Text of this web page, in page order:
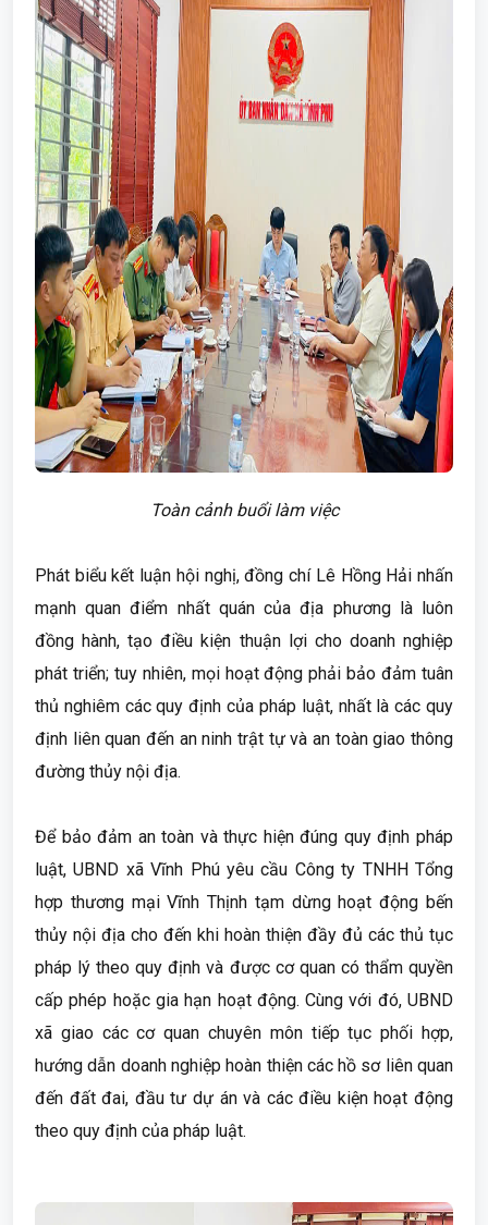
Toàn cảnh buổi làm việc
Phát biểu kết luận hội nghị, đồng chí Lê Hồng Hải nhấn
mạnh quan điểm nhất quán của địa phương là luôn
đồng hành, tạo điều kiện thuận lợi cho doanh nghiệp
phát triển; tuy nhiên, mọi hoạt động phải bảo đảm tuân
thủ nghiêm các quy định của pháp luật, nhất là các quy
định liên quan đến an ninh trật tự và an toàn giao thông
đường thủy nội địa.
Để bảo đảm an toàn và thực hiện đúng quy định pháp
luật, UBND xã Vĩnh Phú yêu cầu Công ty TNHH Tổng
hợp thương mại Vĩnh Thịnh tạm dừng hoạt động bến
thủy nội địa cho đến khi hoàn thiện đầy đủ các thủ tục
pháp lý theo quy định và được cơ quan có thẩm quyền
cấp phép hoặc gia hạn hoạt động. Cùng với đó, UBND
xã giao các cơ quan chuyên môn tiếp tục phối hợp,
hướng dẫn doanh nghiệp hoàn thiện các hồ sơ liên quan
đến đất đai, đầu tư dự án và các điều kiện hoạt động
theo quy định của pháp luật.